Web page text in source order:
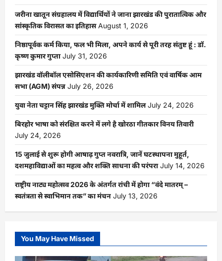
जरीना खातून संग्रहालय में विद्यार्थियों ने जाना झारखंड की पुरातात्विक और
सांस्कृतिक विरासत का इतिहास August 1, 2026
निष्ठापूर्वक कर्म किया, फल भी मिला, अपने कार्य से पूरी तरह संतुष्ट हूं : डॉ.
कृष्ण कुमार गुप्ता July 31, 2026
झारखंड वॉलीबॉल एसोसिएशन की कार्यकारिणी समिति एवं वार्षिक आम
सभा (AGM) संपन्न July 26, 2026
युवा नेता चट्टान सिंह झारखंड मुक्ति मोर्चा में शामिल July 24, 2026
बिरहोर भाषा को संरक्षित करने में लगे है खोरठा गीतकार विनय तिवारी
July 24, 2026
15 जुलाई से शुरू होगी आषाढ़ गुप्त नवरात्रि, जानें घटस्थापना मुहूर्त,
दशमहाविद्याओं का महत्व और शक्ति साधना की परंपरा July 14, 2026
राष्ट्रीय नाट्य महोत्सव 2026 के अंतर्गत रांची में होगा “वंदे मातरम् –
स्वतंत्रता से स्वाभिमान तक” का मंचन July 13, 2026
You May Have Missed